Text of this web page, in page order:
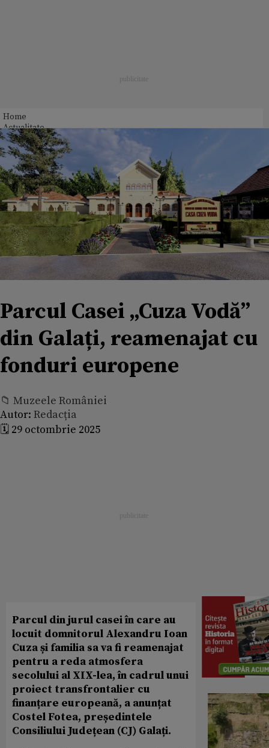
Home
Actualitate
Parcul Casei „Cuza Vodă”
din Galați, reamenajat cu
fonduri europene
📁 Muzeele României
Autor: Redacția
🗓️ 29 octombrie 2025
Parcul din jurul casei în care au
locuit domnitorul Alexandru Ioan
Cuza și familia sa va fi reamenajat
pentru a reda atmosfera
secolului al XIX-lea, în cadrul unui
proiect transfrontalier cu
finanțare europeană, a anunțat
Costel Fotea, președintele
Consiliului Județean (CJ) Galați.